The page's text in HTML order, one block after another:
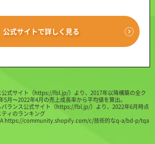
公式サイトで詳しく見る
式サイト（https://fbl.jp/）より、2017年以降構築の全ク
5月〜2022年4月の売上成長率から平均値を算出。
ランス公式サイト（https://fbl.jp/）より、2022年6月時点
ィのランキング
https://community.shopify.com/c/技術的なq-a/bd-p/tqa